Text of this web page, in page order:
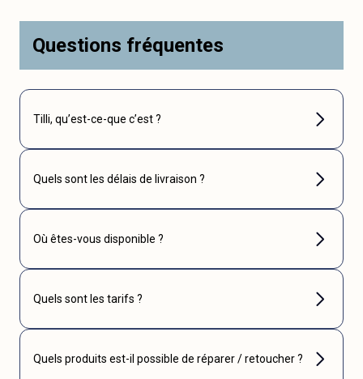
Questions fréquentes
Tilli, qu’est-ce-que c’est ?
Quels sont les délais de livraison ?
Où êtes-vous disponible ?
Quels sont les tarifs ?
Quels produits est-il possible de réparer / retoucher ?